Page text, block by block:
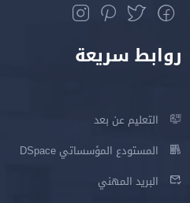
روابط سريعة
التعليم عن بعد
المستودع المؤسساتي DSpace
البريد المهني